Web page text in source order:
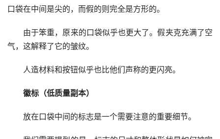
口袋在中间是尖的，而假的则完全是方形的。
由于笨重，原来的口袋似乎也更大了。假夹克充满了空
气，这解释了它的皱纹。
人造材料和按钮似乎也比他们声称的更闪亮。
徽标（低质量副本）
放在口袋中间的标志是一个需要注意的重要细节。